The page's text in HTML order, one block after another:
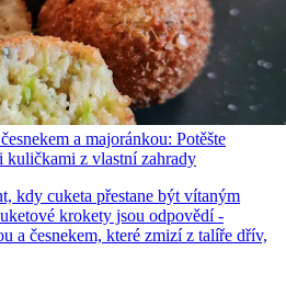
a majoránkou: Potěšte
kuličkami z vlastní zahrady
kdy cuketa přestane být vítaným
krokety jsou odpovědí -
a česnekem, které zmizí z talíře dřív,